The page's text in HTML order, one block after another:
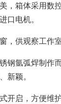
，箱体采用数
口电机。
，供观察工作
钢氩弧焊制作
新颖。
式开启，方便